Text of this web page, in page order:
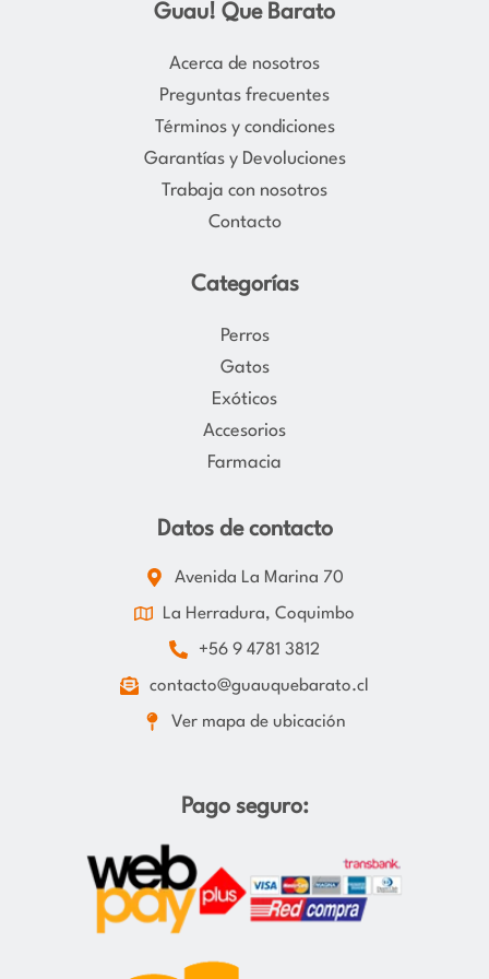
t
a
r
a
m
e
b
o
k
Guau! Que Barato
Acerca de nosotros
Preguntas frecuentes
Términos y condiciones
Garantías y Devoluciones
Trabaja con nosotros
Contacto
Categorías
Perros
Gatos
Exóticos
Accesorios
Farmacia
Datos de contacto
Avenida La Marina 70
La Herradura, Coquimbo
+56 9 4781 3812
contacto@guauquebarato.cl
Ver mapa de ubicación
Pago seguro: